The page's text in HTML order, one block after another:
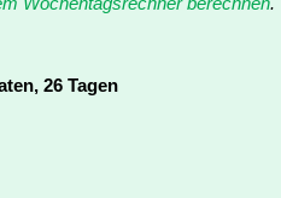
26 Tagen